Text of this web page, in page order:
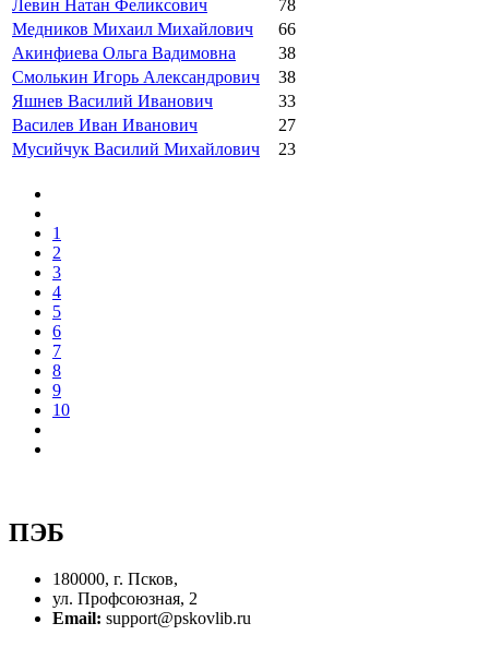
Левин Натан Феликсович
78
Медников Михаил Михайлович
66
Акинфиева Ольга Вадимовна
38
Смолькин Игорь Александрович
38
Яшнев Василий Иванович
33
Василев Иван Иванович
27
Мусийчук Василий Михайлович
23
1
2
3
4
5
6
7
8
9
10
ПЭБ
180000, г. Псков,
ул. Профсоюзная, 2
Email: support@pskovlib.ru